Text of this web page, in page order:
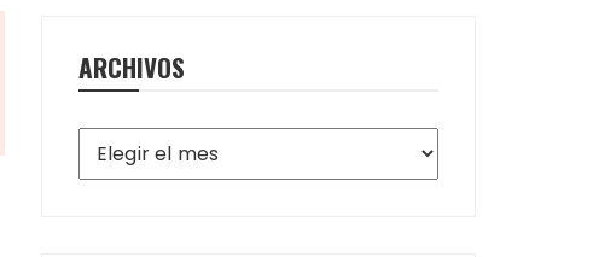
ARCHIVOS
Archivos